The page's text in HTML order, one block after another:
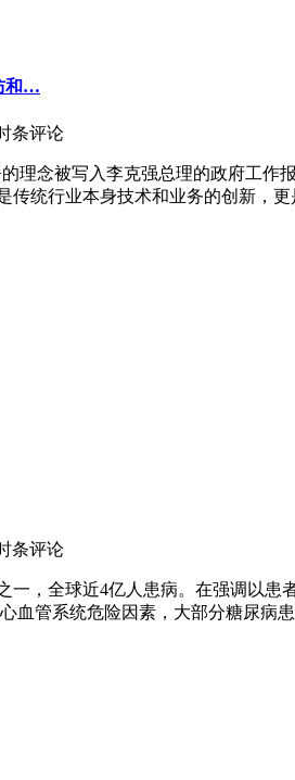
和…
条评论
理念被写入李克强总理的政府工
传统行业本身技术和业务的创新，更
条评论
一，全球近4亿人患病。在强调以
血管系统危险因素，大部分糖尿病